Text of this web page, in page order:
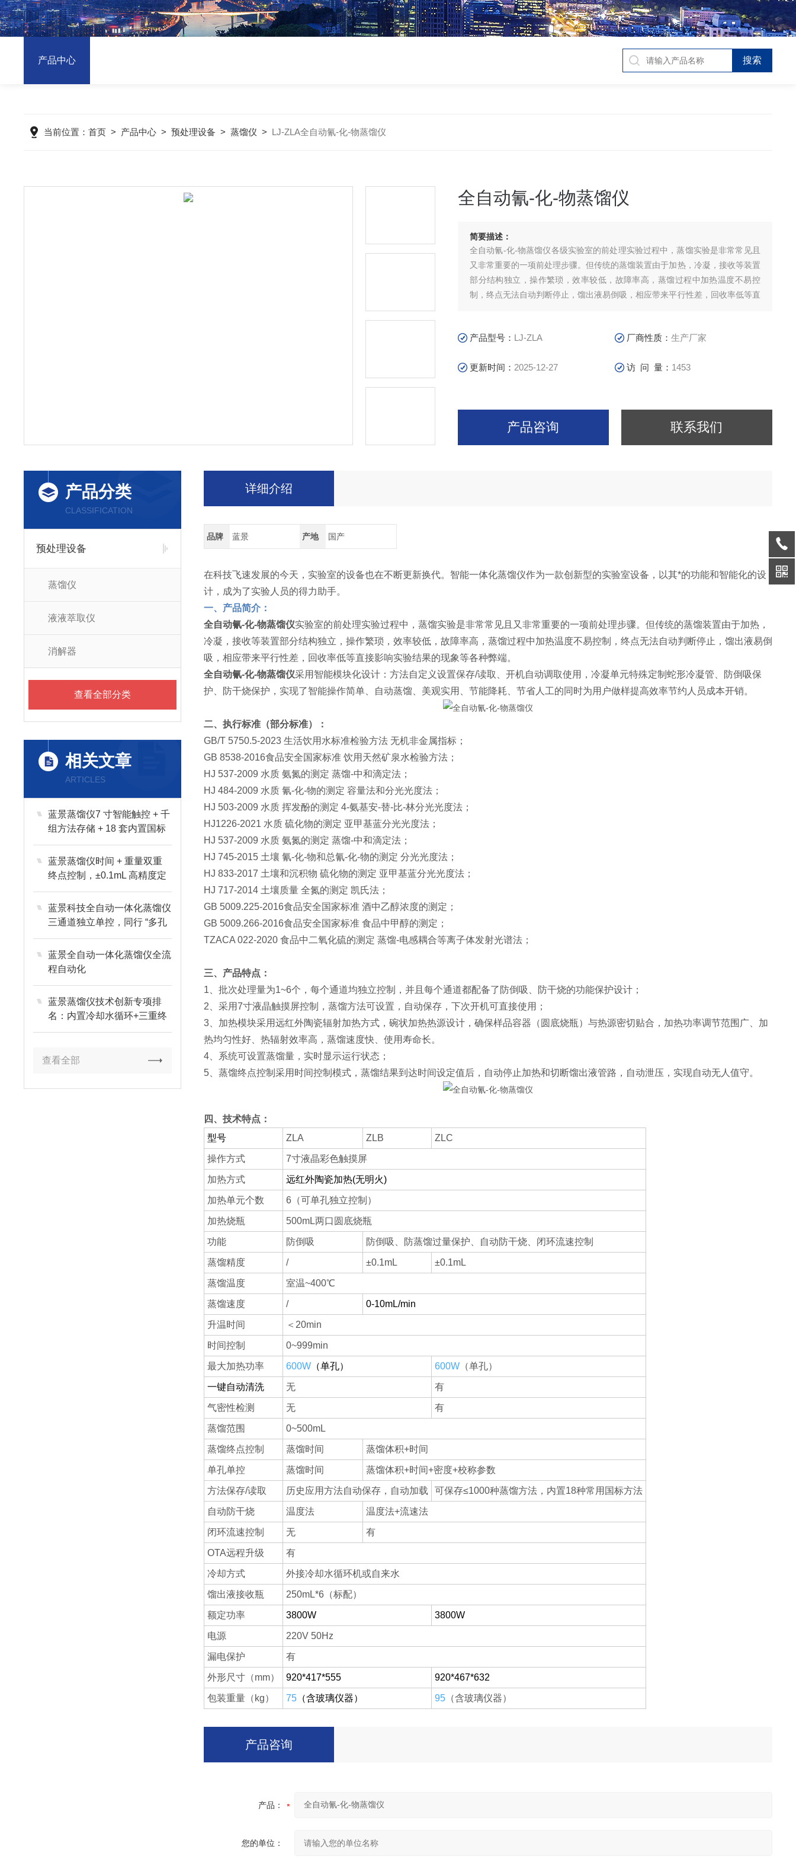
产品中心
当前位置：首页 > 产品中心 >预处理设备 >蒸馏仪 > LJ-ZLA全自动氰-化-物蒸馏仪
全自动氰-化-物蒸馏仪
简要描述：
全自动氰-化-物蒸馏仪各级实验室的前处理实验过程中，蒸馏实验是非常常见且
又非常重要的一项前处理步骤。但传统的蒸馏装置由于加热，冷凝，接收等装置
部分结构独立，操作繁琐，效率较低，故障率高，蒸馏过程中加热温度不易控
制，终点无法自动判断停止，馏出液易倒吸，相应带来平行性差，回收率低等直
产品型号： LJ-ZLA 厂商性质：生产厂家
更新时间： 2025-12-27 访 问 量： 1453
产品咨询 联系我们
产品分类
CLASSIFICATION
预处理设备
蒸馏仪
液液萃取仪
消解器
查看全部分类
相关文章
ARTICLES
蓝景蒸馏仪7 寸智能触控 + 千
组方法存储 + 18 套内置国标
蓝景蒸馏仪时间 + 重量双重
终点控制，±0.1mL 高精度定
量
蓝景科技全自动一体化蒸馏仪
三通道独立单控，同行 “多孔
同控” 根本比不了
蓝景全自动一体化蒸馏仪全流
程自动化
蓝景蒸馏仪技术创新专项排
名：内置冷却水循环+三重终
点控制定义行业新标准
查看全部
详细介绍
品牌 蓝景 产地 国产
在科技飞速发展的今天，实验室的设备也在不断更新换代。智能一体化蒸馏仪作为一款创新型的实验室设备，以其*的功能和智能化的设
计，成为了实验人员的得力助手。
一、产品简介：
全自动氰-化-物蒸馏仪实验室的前处理实验过程中，蒸馏实验是非常常见且又非常重要的一项前处理步骤。但传统的蒸馏装置由于加热，
冷凝，接收等装置部分结构独立，操作繁琐，效率较低，故障率高，蒸馏过程中加热温度不易控制，终点无法自动判断停止，馏出液易倒
吸，相应带来平行性差，回收率低等直接影响实验结果的现象等各种弊端。
全自动氰-化-物蒸馏仪采用智能模块化设计：方法自定义设置保存/读取、开机自动调取使用，冷凝单元特殊定制蛇形冷凝管、防倒吸保
护、防干烧保护，实现了智能操作简单、自动蒸馏、美观实用、节能降耗、节省人工的同时为用户做样提高效率节约人员成本开销。
二、执行标准（部分标准）：
GB/T 5750.5-2023 生活饮用水标准检验方法 无机非金属指标；
GB 8538-2016食品安全国家标准 饮用天然矿泉水检验方法；
HJ 537-2009 水质 氨氮的测定 蒸馏-中和滴定法；
HJ 484-2009 水质 氰-化-物的测定 容量法和分光光度法；
HJ 503-2009 水质 挥发酚的测定 4-氨基安-替-比-林分光光度法；
HJ1226-2021 水质 硫化物的测定 亚甲基蓝分光光度法；
HJ 537-2009 水质 氨氮的测定 蒸馏-中和滴定法；
HJ 745-2015 土壤 氰-化-物和总氰-化-物的测定 分光光度法；
HJ 833-2017 土壤和沉积物 硫化物的测定 亚甲基蓝分光光度法；
HJ 717-2014 土壤质量 全氮的测定 凯氏法；
GB 5009.225-2016食品安全国家标准 酒中乙醇浓度的测定；
GB 5009.266-2016食品安全国家标准 食品中甲醇的测定；
TZACA 022-2020 食品中二氧化硫的测定 蒸馏-电感耦合等离子体发射光谱法；
三、产品特点：
1、批次处理量为1~6个，每个通道均独立控制，并且每个通道都配备了防倒吸、防干烧的功能保护设计；
2、采用7寸液晶触摸屏控制，蒸馏方法可设置，自动保存，下次开机可直接使用；
3、 加热模块采用远红外陶瓷辐射加热方式，碗状加热热源设计，确保样品容器（圆底烧瓶）与热源密切贴合，加热功率调节范围广、加
热均匀性好、热辐射效率高，蒸馏速度快、使用寿命长。
4、系统可设置蒸馏量，实时显示运行状态；
5、蒸馏终点控制采用时间控制模式，蒸馏结果到达时间设定值后，自动停止加热和切断馏出液管路，自动泄压，实现自动无人值守。
四、技术特点：
型号
ZLA ZLB ZLC
操作方式 7寸液晶彩色触摸屏
加热方式 远红外陶瓷加热(无明火)
加热单元个数 6（可单孔独立控制）
加热烧瓶 500mL两口圆底烧瓶
功能 防倒吸 防倒吸、防蒸馏过量保护、自动防干烧、闭环流速控制
蒸馏精度 / ±0.1mL ±0.1mL
蒸馏温度 室温~400℃
蒸馏速度 / 0-10mL/min
升温时间 ＜20min
时间控制 0~999min
最大加热功率 600W（单孔） 600W（单孔）
一键自动清洗 无 有
气密性检测 无 有
蒸馏范围 0~500mL
蒸馏终点控制 蒸馏时间 蒸馏体积+时间
单孔单控 蒸馏时间 蒸馏体积+时间+密度+校称参数
方法保存/读取 历史应用方法自动保存，自动加载 可保存≤1000种蒸馏方法，内置18种常用国标方法
自动防干烧 温度法 温度法+流速法
闭环流速控制 无 有
OTA远程升级 有
冷却方式 外接冷却水循环机或自来水
馏出液接收瓶 250mL*6（标配）
额定功率 3800W 3800W
电源 220V 50Hz
漏电保护 有
外形尺寸（mm） 920*417*555 920*467*632
包装重量（kg） 75（含玻璃仪器） 95（含玻璃仪器）
产品咨询
产品：
您的单位：